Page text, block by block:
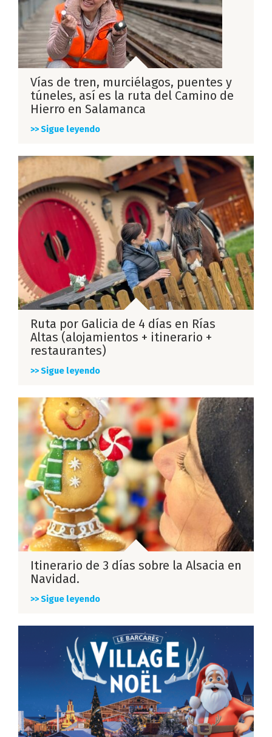
Vías de tren, murciélagos, puentes y
túneles, así es la ruta del Camino de
Hierro en Salamanca
>> Sigue leyendo
Ruta por Galicia de 4 días en Rías
Altas (alojamientos + itinerario +
restaurantes)
>> Sigue leyendo
Itinerario de 3 días sobre la Alsacia en
Navidad.
>> Sigue leyendo